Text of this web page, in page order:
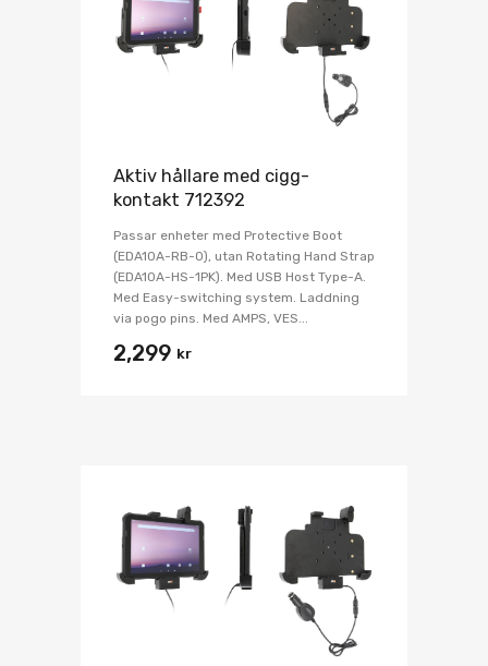
Aktiv hållare med cigg-
kontakt 712392
Passar enheter med Protective Boot
(EDA10A-RB-0), utan Rotating Hand Strap
(EDA10A-HS-1PK). Med USB Host Type-A.
Med Easy-switching system. Laddning
via pogo pins. Med AMPS, VES...
2,299 kr